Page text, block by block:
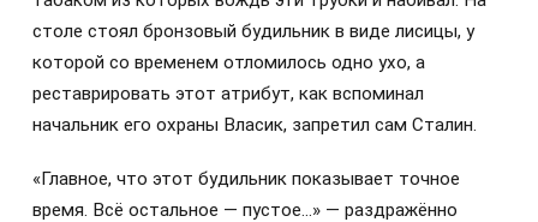
столе стоял бронзовый будильник в виде лисицы, у
которой со временем отломилось одно ухо, а
реставрировать этот атрибут, как вспоминал
начальник его охраны Власик, запретил сам Сталин.
«Главное, что этот будильник показывает точное
время. Всё остальное — пустое…» — раздражённо